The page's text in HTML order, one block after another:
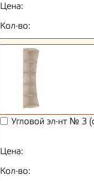
Цена:
Кол-во:
Угловой эл-нт № 3
Цена:
Кол-во: